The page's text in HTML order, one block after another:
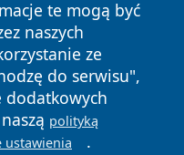
te mogą być
naszych
ze
do serwisu",
dodatkowych
polityką
ustawienia .
prawa zastrzeżone.
Polityka
Cookies